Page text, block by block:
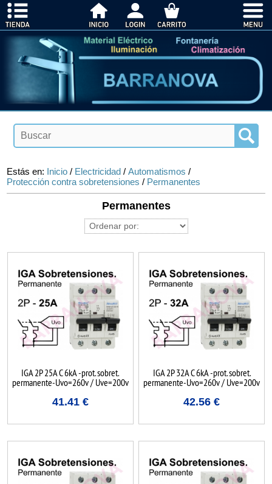
Estás en: Inicio / Electricidad /Automatismos /
Protección contra sobretensiones / Permanentes
Permanentes
IGA 2P 25A C 6kA -prot. sobret.
permanente-Uvo=260v / Uve=200v
41.41€
IGA 2P 32A C 6kA -prot. sobret.
permanente-Uvo=260v / Uve=200v
42.56 €